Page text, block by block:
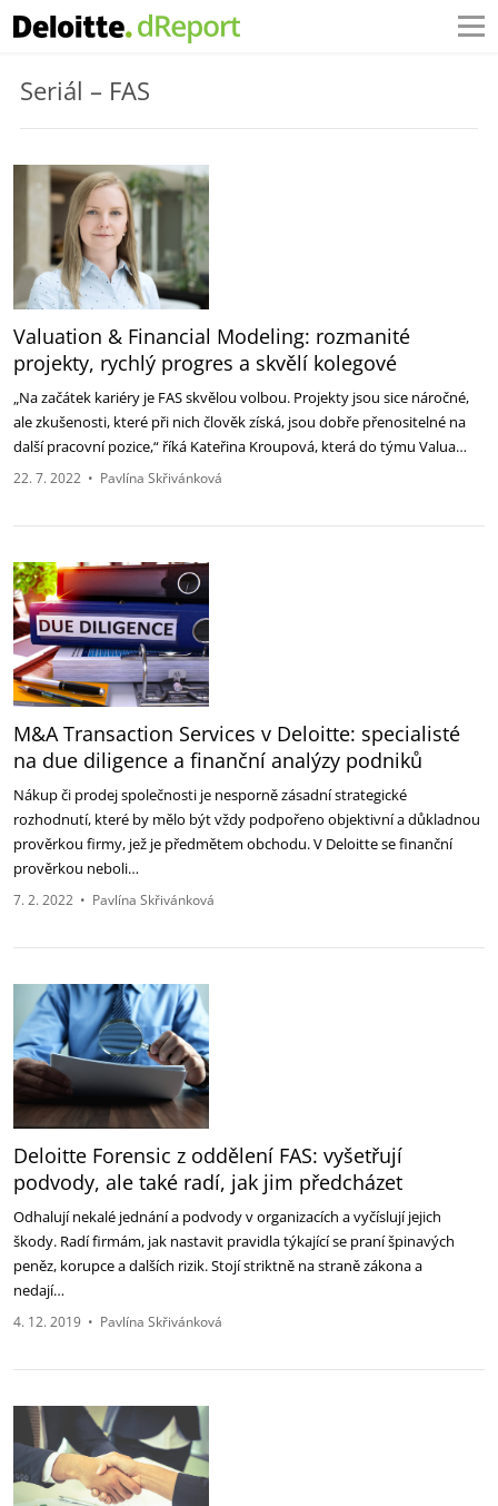
Seriál – FAS
Valuation & Financial Modeling: rozmanité
projekty, rychlý progres a skvělí kolegové
„Na začátek kariéry je FAS skvělou volbou. Projekty jsou sice náročné,
ale zkušenosti, které při nich člověk získá, jsou dobře přenositelné na
další pracovní pozice,“ říká Kateřina Kroupová, která do týmu Valua…
22. 7. 2022 • Pavlína Skřivánková
M&A Transaction Services v Deloitte: specialisté
na due diligence a finanční analýzy podniků
Nákup či prodej společnosti je nesporně zásadní strategické
rozhodnutí, které by mělo být vždy podpořeno objektivní a důkladnou
prověrkou firmy, jež je předmětem obchodu. V Deloitte se finanční
prověrkou neboli…
7. 2. 2022 • Pavlína Skřivánková
Deloitte Forensic z oddělení FAS: vyšetřují
podvody, ale také radí, jak jim předcházet
Odhalují nekalé jednání a podvody v organizacích a vyčíslují jejich
škody. Radí firmám, jak nastavit pravidla týkající se praní špinavých
peněz, korupce a dalších rizik. Stojí striktně na straně zákona a
nedají…
4. 12. 2019 • Pavlína Skřivánková